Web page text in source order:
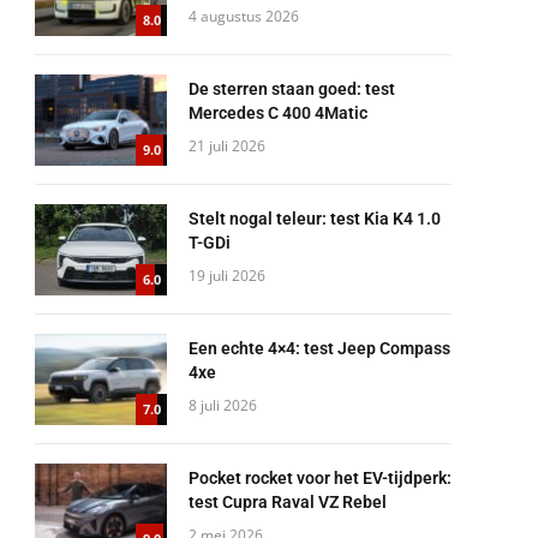
8.0 4 augustus 2026
9.0
De sterren staan goed: test
Mercedes C 400 4Matic
21 juli 2026
6.0
Stelt nogal teleur: test Kia K4 1.0
T-GDi
19 juli 2026
7.0
Een echte 4×4: test Jeep Compass
4xe
8 juli 2026
Pocket rocket voor het EV-tijdperk:
test Cupra Raval VZ Rebel